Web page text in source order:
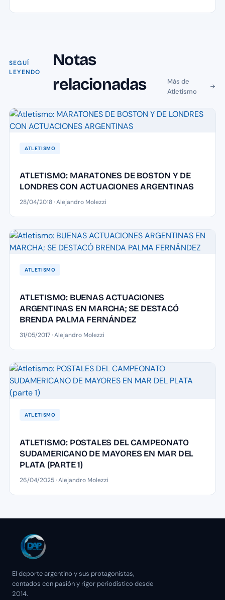
SEGUÍ
LEYENDO
Notas
relacionadas
Más de
Atletismo
ATLETISMO
ATLETISMO: MARATONES DE BOSTON Y DE
LONDRES CON ACTUACIONES ARGENTINAS
28/04/2018 · Alejandro Molezzi
ATLETISMO
ATLETISMO: BUENAS ACTUACIONES
ARGENTINAS EN MARCHA; SE DESTACÓ
BRENDA PALMA FERNÁNDEZ
31/05/2017 · Alejandro Molezzi
ATLETISMO
ATLETISMO: POSTALES DEL CAMPEONATO
SUDAMERICANO DE MAYORES EN MAR DEL
PLATA (PARTE 1)
26/04/2025 · Alejandro Molezzi
El deporte argentino y sus protagonistas,
contados con pasión y rigor periodístico desde
2014.